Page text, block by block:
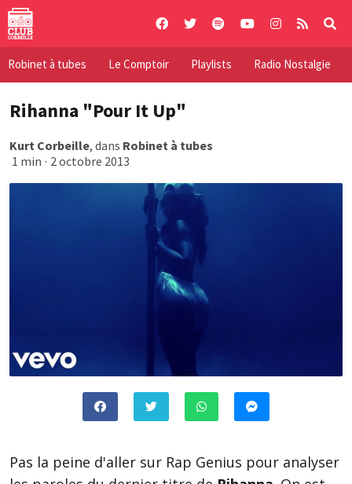
Skip
content
Robinet à tubes Le Comptoir Playlists Radio Nostalgie
Rihanna "Pour It Up"
Kurt Corbeille, dans Robinet à tubes
1 min · 2 octobre 2013
Pas la peine d'aller sur Rap Genius pour analyser